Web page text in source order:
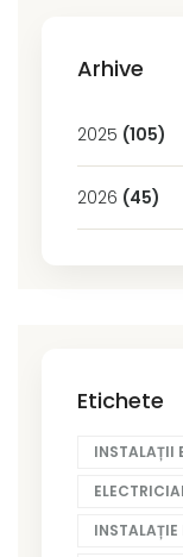
Arhive
2025 (105)
2026 (45)
Etichete
INSTALAȚII
INSTALAȚIE